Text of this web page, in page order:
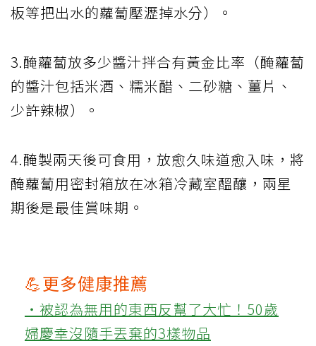
板等把出水的蘿蔔壓瀝掉水分）。
3.醃蘿蔔放多少醬汁拌合有黃金比率（醃蘿蔔
的醬汁包括米酒、糯米醋、二砂糖、薑片、
少許辣椒）。
4.醃製兩天後可食用，放愈久味道愈入味，將
醃蘿蔔用密封箱放在冰箱冷藏室醞釀，兩星
期後是最佳賞味期。
💪更多健康推薦
‧被認為無用的東西反幫了大忙！50歲
婦慶幸沒隨手丟棄的3樣物品